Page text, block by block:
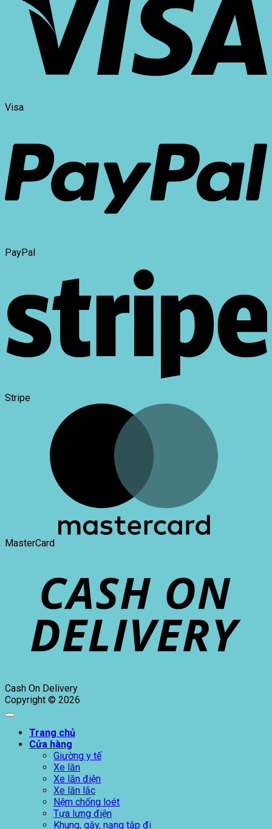
Visa
PayPal
Stripe
MasterCard
Cash On Delivery
Copyright © 2026
Trang chủ
Cửa hàng
Giường y tế
Xe lăn
Xe lăn điện
Xe lăn lắc
Nệm chống loét
Tựa lưng điện
Khung, gậy, nạng tập đi